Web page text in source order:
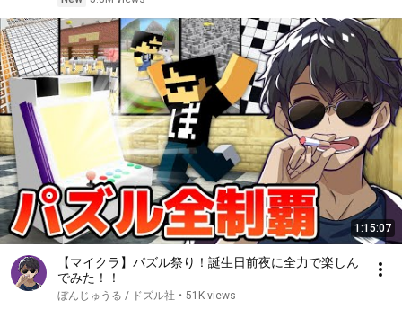
1:15:07
【マイクラ】パズル祭り！誕生日前夜に全力で楽しん
でみた！！
ぼんじゅうる / ドズル社 • 51K views